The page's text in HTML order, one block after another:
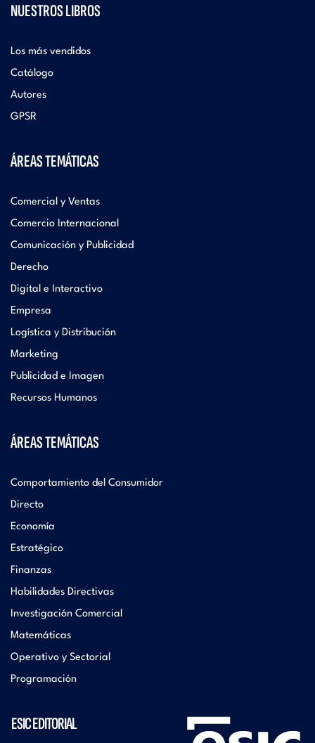
NUESTROS LIBROS
Los más vendidos
Catálogo
Autores
GPSR
ÁREAS TEMÁTICAS
Comercial y Ventas
Comercio Internacional
Comunicación y Publicidad
Derecho
Digital e Interactivo
Empresa
Logística y Distribución
Marketing
Publicidad e Imagen
Recursos Humanos
ÁREAS TEMÁTICAS
Comportamiento del Consumidor
Directo
Economía
Estratégico
Finanzas
Habilidades Directivas
Investigación Comercial
Matemáticas
Operativo y Sectorial
Programación
ESIC EDITORIAL